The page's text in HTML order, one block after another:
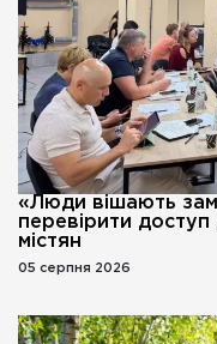
«Люди вішають
перевірити доступ
містян
05 серпня 2026